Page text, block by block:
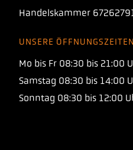
Handelskammer
UNSERE ÖFFNUNGSZEITEN
Mo bis Fr 08:30 bis 21:00
Samstag 08:30 bis 14:00
Sonntag 08:30 bis 12:00
EINFÜHRUNG
TORQ 1:1